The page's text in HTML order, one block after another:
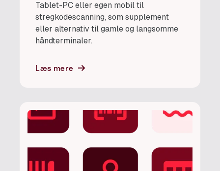
Tablet-PC eller egen mobil til
stregkodescanning, som supplement
eller alternativ til gamle og langsomme
håndterminaler.
Læs mere